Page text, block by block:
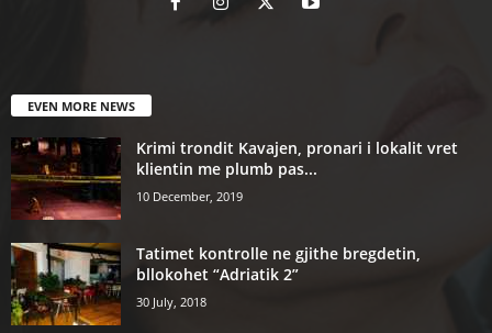
EVEN MORE NEWS
Krimi trondit Kavajen, pronari i lokalit vret
klientin me plumb pas...
10 December, 2019
Tatimet kontrolle ne gjithe bregdetin,
bllokohet “Adriatik 2”
30 July, 2018